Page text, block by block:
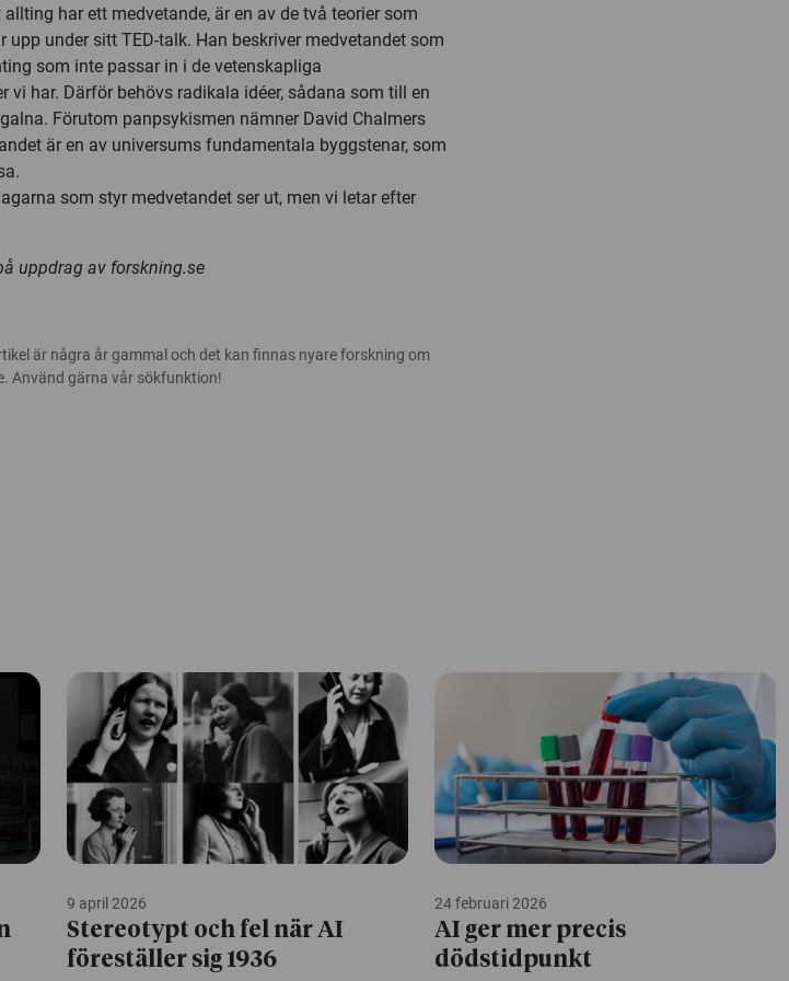
har ett medvetande, är en av de två teorier som
upp under sitt TED-talk. Han beskriver medvetandet som
som inte passar in i de vetenskapliga
vi har. Därför behövs radikala idéer, sådana som till en
Förutom panpsykismen nämner David Chalmers
är en av universums fundamentala byggstenar, som
som styr medvetandet ser ut, men vi letar efter
uppdrag av forskning.se
är några år gammal och det kan finnas nyare forskning om
Använd gärna vår sökfunktion!
9 april 2026
Stereotypt och fel när AI
föreställer sig 1936
24 februari 2026
AI ger mer precis
dödstidpunkt